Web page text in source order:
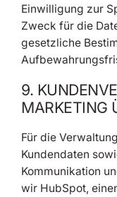
Einwilligung zur
Zweck für die
gesetzliche
9.
MARKETING
Für die
Kundendaten
Kommunikation
wir HubSpot,